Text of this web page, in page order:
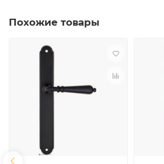
Похожие товары